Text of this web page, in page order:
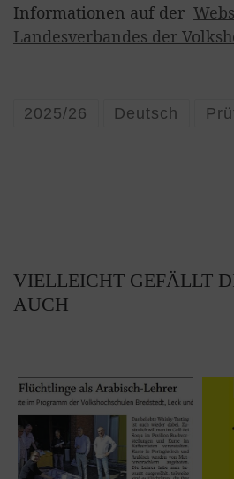
Informationen auf der
Landesverbandes der
2025/26 Deutsch
VIELLEICHT GEFÄLLT
AUCH